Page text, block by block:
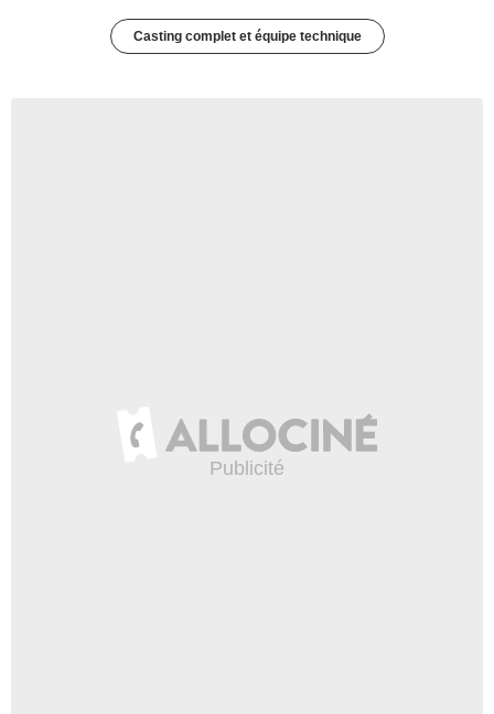
Casting complet et équipe technique